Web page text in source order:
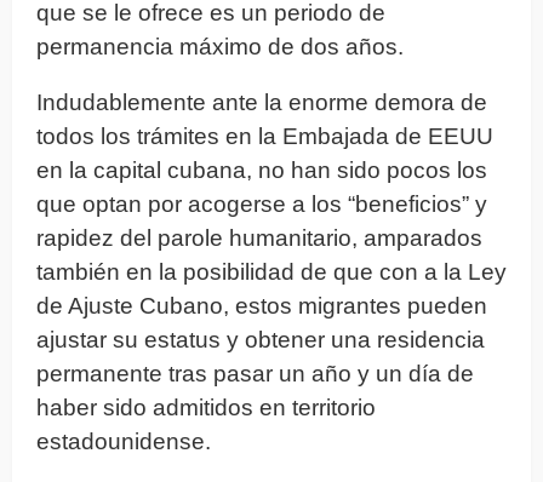
que se le ofrece es un periodo de
permanencia máximo de dos años.
Indudablemente ante la enorme demora de
todos los trámites en la Embajada de EEUU
en la capital cubana, no han sido pocos los
que optan por acogerse a los “beneficios” y
rapidez del parole humanitario, amparados
también en la posibilidad de que con a la Ley
de Ajuste Cubano, estos migrantes pueden
ajustar su estatus y obtener una residencia
permanente tras pasar un año y un día de
haber sido admitidos en territorio
estadounidense.